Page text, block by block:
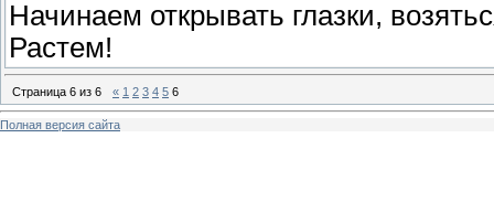
Начинаем открывать глазки,
Растем!
Страница 6 из 6 « 1 2 3 4 5 6
Полная версия сайта